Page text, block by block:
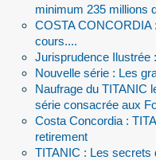
minimum 235 millions
COSTA CONCORDIA
cours....
Jurisprudence Ilustrée
Nouvelle série : Les
Naufrage du TITANIC
série consacrée aux
Costa Concordia :
retirement
TITANIC : Les secrets